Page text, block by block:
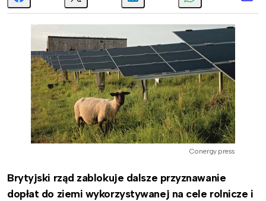
Conergy press
Brytyjski rząd zablokuje dalsze przyznawanie
dopłat do ziemi wykorzystywanej na cele rolnicze i